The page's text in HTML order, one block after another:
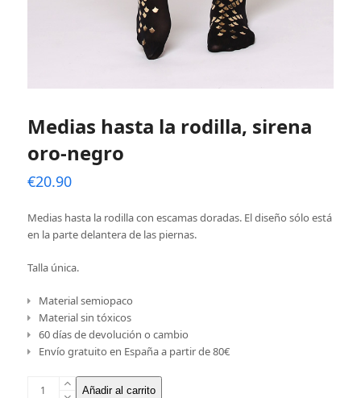
Medias hasta la rodilla, sirena
oro-negro
€20.90
Medias hasta la rodilla con escamas doradas. El diseño sólo está
en la parte delantera de las piernas.
Talla única.
Material semiopaco
Material sin tóxicos
60 días de devolución o cambio
Envío gratuito en España a partir de 80€
Medias
Añadir al carrito